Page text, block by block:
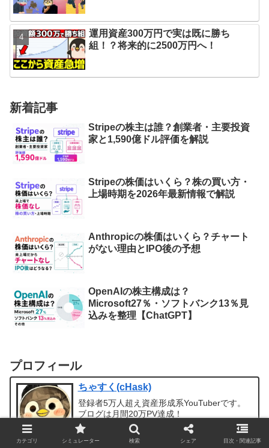
運用資産300万円で実は既に勝ち
組！？将来的に2500万円へ！
新着記事
Stripeの株主は誰？創業者・主要投資
家と1,590億ドル評価を解説
Stripeの株価はいくら？株の買い方・
上場時期を2026年最新情報で解説
Anthropicの株価はいくら？チャート
がない理由とIPO後の予想
OpenAIの株主構成は？
Microsoft27％・ソフトバンク13％見
込みを整理【ChatGPT】
プロフィール
ちゃすく(cHask)
登録者5万人超え資産形成系YouTuberです。
ブログは月間20万PV達成！
noteでは入金力を簡単に上げるための副業
YouTubeについて書いてます。
お仕事依頼は
こちら
カテゴリ シミュレーター 検索 シェア 目次・関連記事